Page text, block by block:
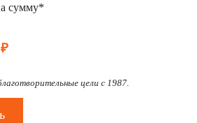
сумму*
цели с 1987.